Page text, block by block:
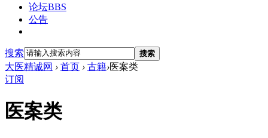
论坛BBS
公告
搜索 搜索
大医精诚网 › 首页 › 古籍›医案类
订阅
医案类